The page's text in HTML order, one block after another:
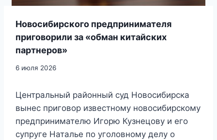
Новосибирского предпринимателя
приговорили за «обман китайских
партнеров»
6 июля 2026
Центральный районный суд Новосибирска
вынес приговор известному новосибирскому
предпринимателю Игорю Кузнецову и его
супруге Наталье по уголовному делу о